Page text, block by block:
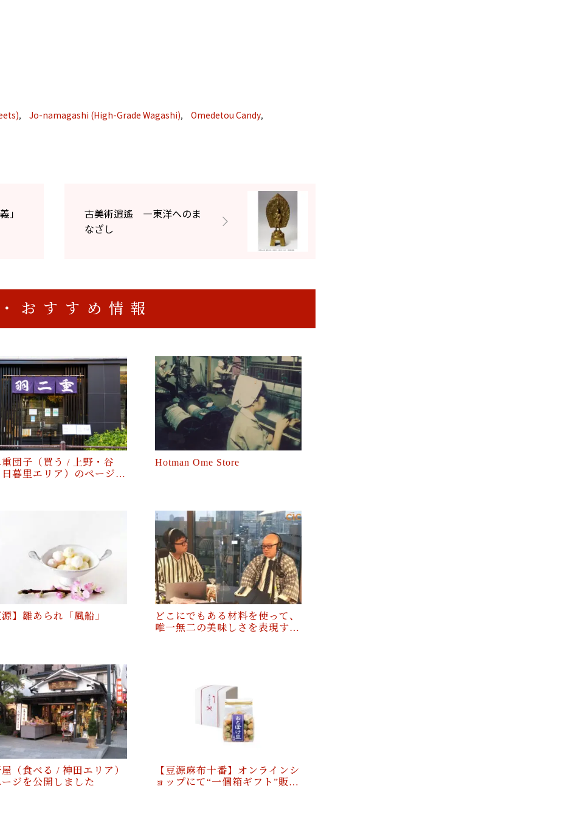
, Jo-namagashi (High-Grade Wagashi), Omedetou Candy,
」
古美術逍遙 ―東洋へのま
なざし
おすすめ情報
団子（買う / 上野・谷
日暮里エリア）のページ…
Hotman Ome Store
源】雛あられ「風船」
どこにでもある材料を使って、
唯一無二の美味しさを表現す…
（食べる / 神田エリア）
ージを公開しました
【豆源麻布十番】オンラインシ
ョップにて“一個箱ギフト”販…